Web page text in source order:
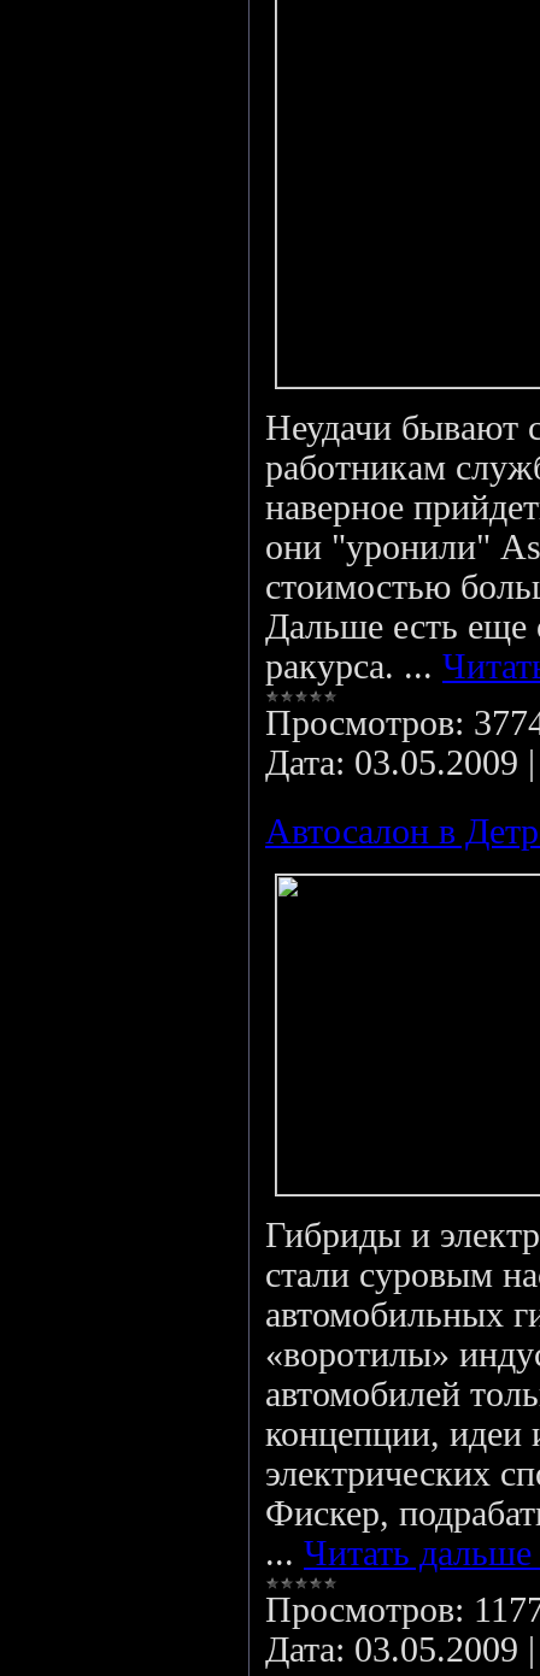
Неудачи бывают
работникам
наверное
они "уронили"
стоимостью
Дальше есть еще
ракурса. ...
Просмотров:
Дата: 03.05.2009
Автосалон в
Гибриды и
стали суровым
автомобильных
«воротилы»
автомобилей
концепции, идеи
электрических
Фискер,
... Читать дальше
Просмотров:
Дата: 03.05.2009